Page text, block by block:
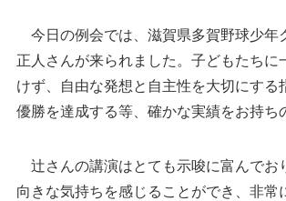
今日の例会では、滋賀県多賀野球少年
正人さんが来られました。子どもたちに
けず、自由な発想と自主性を大切にする
優勝を達成する等、確かな実績をお持ち
辻さんの講演はとても示唆に富んでお
向きな気持ちを感じることができ、非常